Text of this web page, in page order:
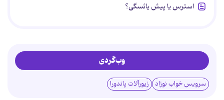
استرس یا پیش یائسگی؟
وب‌گردی
سرویس خواب نوزاد زیورآلات پاندورا